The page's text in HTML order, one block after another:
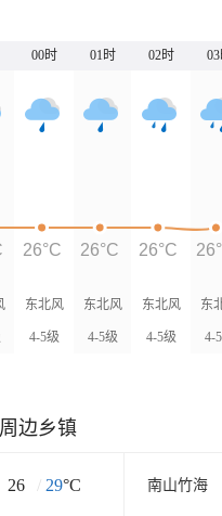
00时 01时 02时
东北风
4-5级
东北风
4-5级
东北风
4-5级
东
4-
26°C 26°C 26°C
周边乡镇
26 / 29°C 南山竹海